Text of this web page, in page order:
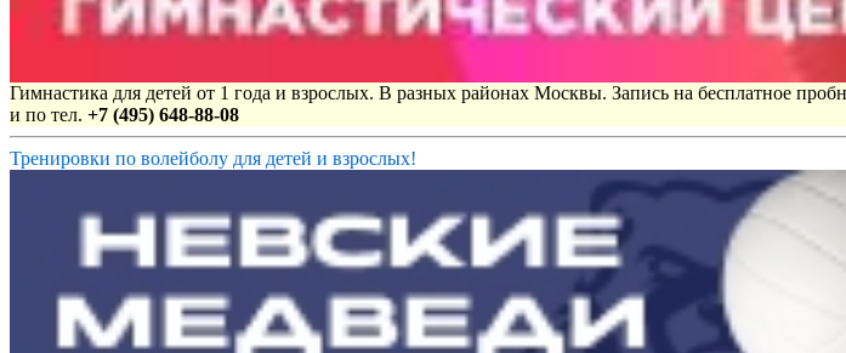
Гимнастика для детей от 1 года и взрослых. В разных районах Москвы. Запись на бесплатное
и по тел. +7 (495) 648-88-08
Тренировки по волейболу для детей и взрослых!